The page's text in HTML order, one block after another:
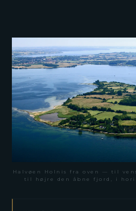
Halvøen Holnis fra oven — til
til højre den åbne fjord, i